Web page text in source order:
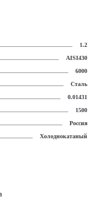
1.2
AISI430
6000
Сталь
0.01431
1500
Россия
Холоднокатаный